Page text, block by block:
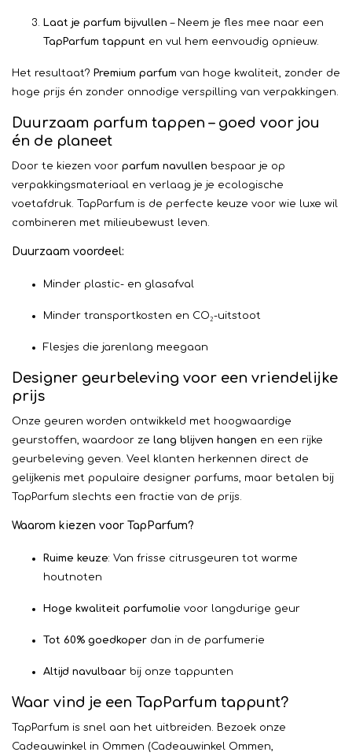
Laat je parfum bijvullen – Neem je fles mee naar een
TapParfum tappunt en vul hem eenvoudig opnieuw.
Het resultaat? Premium parfum van hoge kwaliteit, zonder de
hoge prijs én zonder onnodige verspilling van verpakkingen.
Duurzaam parfum tappen – goed voor jou
én de planeet
Door te kiezen voor parfum navullen bespaar je op
verpakkingsmateriaal en verlaag je je ecologische
voetafdruk. TapParfum is de perfecte keuze voor wie luxe wil
combineren met milieubewust leven.
Duurzaam voordeel:
Minder plastic- en glasafval
Minder transportkosten en CO₂-uitstoot
Flesjes die jarenlang meegaan
Designer geurbeleving voor een vriendelijke
prijs
Onze geuren worden ontwikkeld met hoogwaardige
geurstoffen, waardoor ze lang blijven hangen en een rijke
geurbeleving geven. Veel klanten herkennen direct de
gelijkenis met populaire designer parfums, maar betalen bij
TapParfum slechts een fractie van de prijs.
Waarom kiezen voor TapParfum?
Ruime keuze: Van frisse citrusgeuren tot warme
houtnoten
Hoge kwaliteit parfumolie voor langdurige geur
Tot 60% goedkoper dan in de parfumerie
Altijd navulbaar bij onze tappunten
Waar vind je een TapParfum tappunt?
TapParfum is snel aan het uitbreiden. Bezoek onze
Cadeauwinkel in Ommen (Cadeauwinkel Ommen,